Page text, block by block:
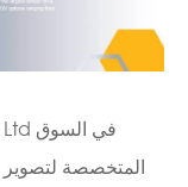
المتخصصة لتصوير